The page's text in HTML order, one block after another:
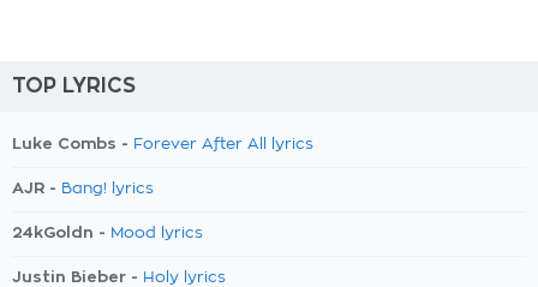
TOP LYRICS
Luke Combs - Forever After All lyrics
AJR - Bang! lyrics
24kGoldn - Mood lyrics
Justin Bieber - Holy lyrics